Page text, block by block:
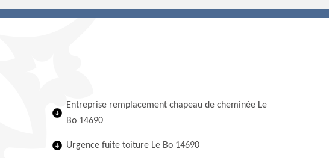
Entreprise remplacement chapeau de cheminée Le
Bo 14690
Urgence fuite toiture Le Bo 14690